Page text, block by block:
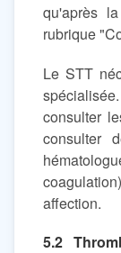
qu'après
rubrique
Le STT
consulter
consulter
affection.
5.2